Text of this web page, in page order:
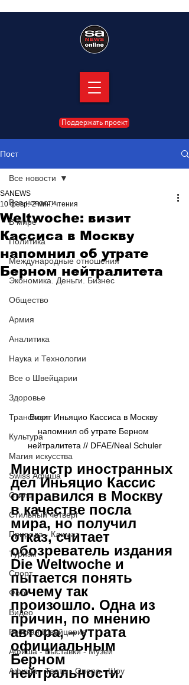
Поддержать проект
Пост
Все новости
В мире
Политика
Международные отношения
Экономика. Деньги. Бизнес
Общество
Армия
Аналитика
Наука и Технологии
Все о Швейцарии
Здоровье
Транспорт
Культура
Магия искусства
Swiss Афиша
Стиль
Стильный четверг
Природа - Климат
Туризм
Спорт
Фото
Видео
Русская Швейцария
Афиша - Выставки - Музеи
Афиша - Театр - Опера - Шоу
Все новости
Weltwoche: визит
Кассиса в Москву
напомнил об утрате
Берном нейтралитета
SANEWS
10 февр. 2 мин. чтения
Визит Иньяцио Кассиса в Москву
напомнил об утрате Берном
нейтралитета // DFAE/Neal Schuler
Министр иностранных
дел Иньяцио Кассис
отправился в Москву
в качестве посла
мира, но получил
отказ, считает
обозреватель издания
Die Weltwoche и
пытается понять
почему так
произошло. Одна из
причин, по мнению
автора, – утрата
официальным
Берном
нейтральности.